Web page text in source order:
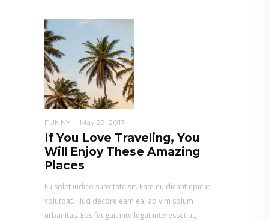
FUNNY May 29, 2017
If You Love Traveling, You
Will Enjoy These Amazing
Places
Eu solet iudico suavitate sit. Eam eu dicant epicuri
volutpat. Illud decore eam ea, ad vim solum
urbanitas. Eos feugait intellegat interesset ut,